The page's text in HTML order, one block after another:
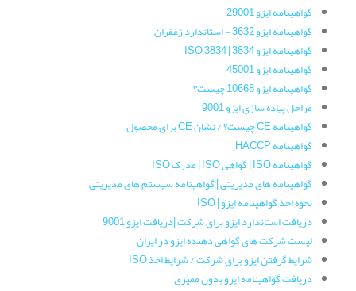
گواهینامه‌ ایزو 29001
گواهینامه ایزو 3632 - استاندارد زعفران
گواهینامه‌ ایزو 3834 | ISO 3834
گواهینامه ایزو 45001
گواهینامه ایزو 10668 چیست؟
مراحل پیاده سازی ایزو 9001
گواهینامه CE چیست؟ / نشان CE برای محصول
گواهینامه HACCP
گواهینامه ISO | گواهی ISO | مدرک ISO
گواهینامه های مدیریتی | گواهینامه سیستم های مدیریتی
نحوه اخذ گواهینامه ایزو | ISO
دریافت استاندارد ایزو برای شرکت |دریافت ایزو 9001
لیست شرکت های گواهی دهنده ایزو در ایران
شرایط گرفتن ایزو برای شرکت / شرایط اخذ ISO
دریافت گواهینامه ایزو بدون ممیزی